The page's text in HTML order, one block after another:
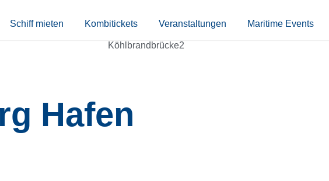
Schiff mieten Kombitickets Veranstaltungen Maritime Events
Hafen